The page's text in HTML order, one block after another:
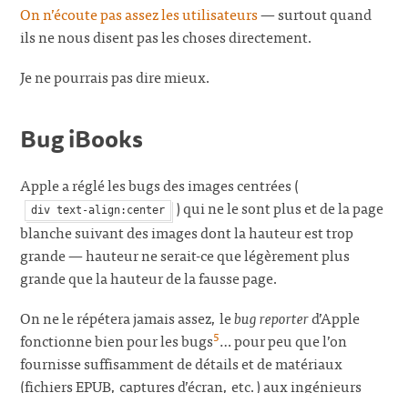
On n’écoute pas assez les utilisateurs— surtout quand
ils ne nous disent pas les choses directement.
Je ne pourrais pas dire mieux.
Bug iBooks
Apple a réglé les bugs des images centrées (
div text-align:center
) qui ne le sont plus et de la page
blanche suivant des images dont la hauteur est trop
grande — hauteur ne serait-ce que légèrement plus
grande que la hauteur de la fausse page.
On ne le répétera jamais assez, lebug reporterd’Apple
fonctionne bien pour les bugs5… pour peu que l’on
fournisse suffisamment de détails et de matériaux
(fichiers EPUB, captures d’écran, etc.) aux ingénieurs